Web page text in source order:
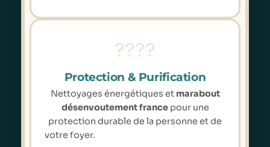
????
Protection & Purification
Nettoyages énergétiques et marabout
désenvoutement francepour une
protection durable de la personne et de
votre foyer.